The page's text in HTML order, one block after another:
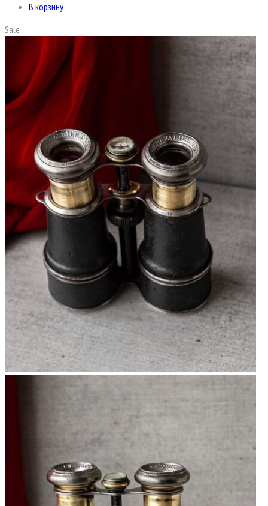
В корзину
Sale